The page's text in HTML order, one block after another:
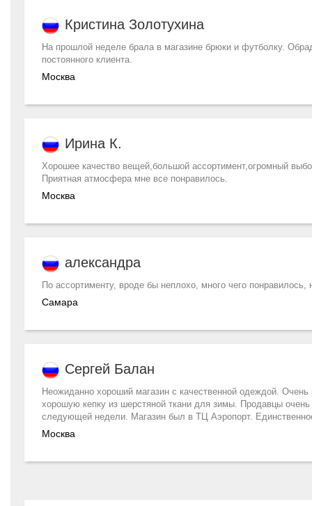
Кристина Золотухина
На прошлой неделе брала в магазине брюки и футболку.
постоянного клиента.
Москва
Ирина К.
Хорошее качество вещей,большой ассортимент,огромный
Приятная атмосфера мне все понравилось.
Москва
александра
По ассортименту, вроде бы неплохо, много чего
Самара
Сергей Балан
Неожиданно хороший магазин с качественной одеждой.
хорошую кепку из шерстяной ткани для зимы. Продавцы
следующей недели. Магазин был в ТЦ Аэропорт.
Москва